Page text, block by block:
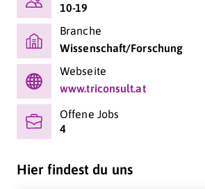
10-19
Branche
Wissenschaft/Forschung
Webseite
www.triconsult.at
Offene Jobs
4
Hier findest du uns